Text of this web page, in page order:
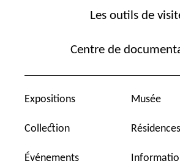
Les outils de
Centre de
Expositions
Collection
Événements
Musée
Résidences